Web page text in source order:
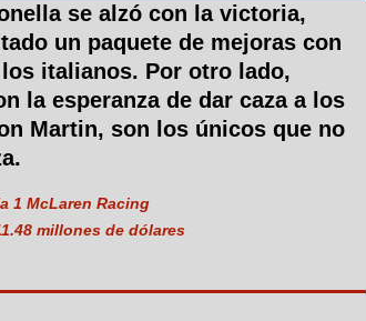
se alzó con la victoria,
un paquete de mejoras con
italianos. Por otro lado,
la esperanza de dar caza a los
Martin, son los únicos que no
1 McLaren Racing
millones de dólares